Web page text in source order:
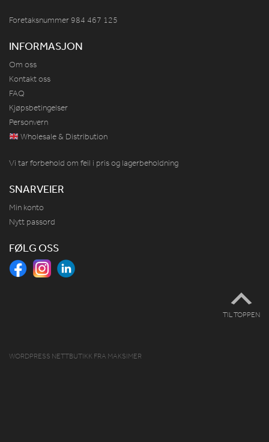
Foretaksnummer 984 467 125
INFORMASJON
Om oss
Kontakt oss
FAQ
Kjøpsbetingelser
Personvern
Wholesale & Distribution
Vi tar forbehold om feil i pris og lagerbeholdning
SNARVEIER
Min konto
Nytt passord
FØLG OSS
TIL TOPPEN
WORDPRESS NETTBUTIKK FRA MAKSIMER